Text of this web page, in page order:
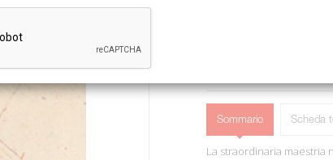
Sommario Scheda
La straordinaria maestria